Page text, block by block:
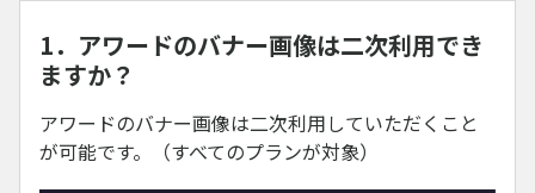
1．アワードのバナー画像は二次利用でき
ますか？
アワードのバナー画像は二次利用していただくこと
が可能です。（すべてのプランが対象）